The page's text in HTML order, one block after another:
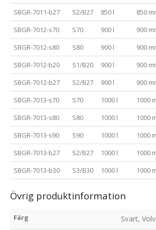
SBGR-7011-b27
S2/B27 850 l 850
SBGR-7012-s70
S70 900 l 900
SBGR-7012-s80
S80 900 l 900
SBGR-7012-b20
S1/B20 900 l 900
SBGR-7012-b27
S2/B27 900 l 900
SBGR-7013-s70
S70 1000 l 1000
SBGR-7013-s80
S80 1000 l 1000
SBGR-7013-s90
S90 1000 l 1000
SBGR-7013-b27
S2/B27 1000 l 1000
SBGR-7013-b30
S3/B30 1000 l 1000
Övrig produktinformation
Färg Svart,